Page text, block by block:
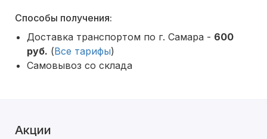
Способы получения:
Доставка транспортом по г. Самара - 600
руб. (Все тарифы)
Самовывоз со склада
Акции